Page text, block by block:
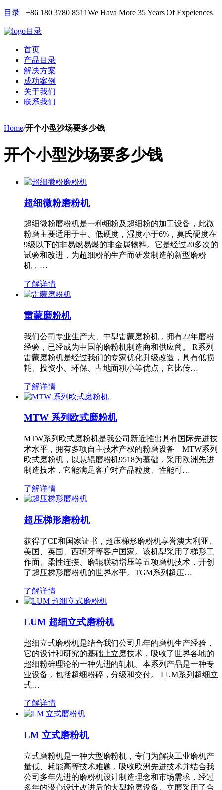
目录 +86 180 3780 8511We Hava More 35 Years Of Expeiences
目录
首页
产品目录
解决方案
成功案例
关于我们
联系我们
Home/开个小型沙场要多少钱
开个小型沙场要多少钱
超细微粉磨粉机
超细微粉磨粉机是一种细粉及超细粉的加工设备，此微
粉磨主要适用于中、低硬度，湿度小于6%，莫氏硬度在
9级以下的非易燃易爆的非金属物料。它是经过20多次的
试验和改进，为超细粉的生产而研发制造的新型磨粉
机，…
了解详情
雷蒙磨粉机
我们公司专业生产大、中型雷蒙磨粉机，拥有22年磨粉
经验，已经成为中国的磨粉机制造商和供应商。 R系列
雷蒙磨粉机是经过我们的专家优化升级改造，具有低损
耗、投资小、环保、占地面积小等优点，它比传…
了解详情
MTW 系列欧式磨粉机
MTW系列欧式磨粉机是我公司新近推出具有国际先进技
术水平，拥有多项自主技术产权的粉磨设备—MTW系列
欧式磨粉机，以悬辊磨粉机9518为基础，采用欧洲先进
制造技术，它能满足客户对产品粒度、性能可…
了解详情
超压梯形磨粉机
获得了CE和国家证书，超压梯形磨粉机享誉澳大利亚、
美国、英国、西班牙等客户国家。该机型采用了梯形工
作面、柔性连接、磨辊联动增压等五项磨机技术，开创
了超压梯形磨粉机的世界水平。TGM系列超压…
了解详情
LUM 超细立式磨粉机
超细立式磨粉机是结合我们公司几年的磨机生产经验，
它的设计和研究的基础上立磨技术，吸收了世界各地的
超细粉碎理论的一种先进的轧机。本系列产品是一种专
业设备，包括超细粉碎，分级和交付。 LUM系列超细立
式…
了解详情
LM 立式磨粉机
立式磨粉机是一种大型磨粉机，专门为解决工业磨机产
量低、耗能高等技术难题，吸收欧洲先进技术并结合我
公司多年先进的磨粉机设计制造理念和市场需求，经过
多年的潜心设计改进后的大型粉磨设备。立磨采用了合